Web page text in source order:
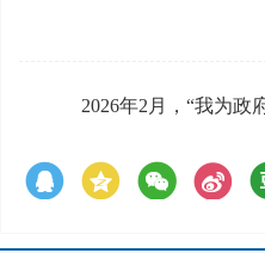
2026年2月，“我为政